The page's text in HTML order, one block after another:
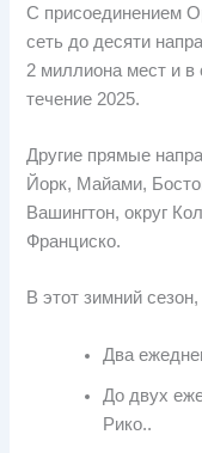
С присоединением
сеть до десяти
2 миллиона мест и
течение 2025.
Другие прямые
Йорк, Майами,
Вашингтон, округ
Франциско.
В этот зимний
Два
До двух
Рико..